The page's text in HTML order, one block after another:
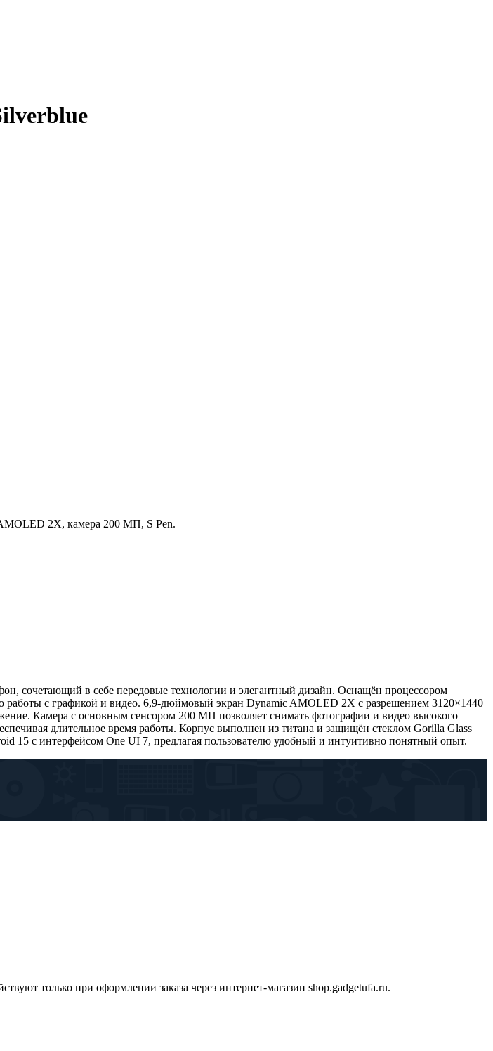
2X, камера 200 МП, S Pen.
сочетающий в себе передовые технологии и элегантный дизайн. Оснащён процессором
работы с графикой и видео. 6,9-дюймовый экран Dynamic AMOLED 2X с разрешением 3120×1440
Камера с основным сенсором 200 МП позволяет снимать фотографии и видео высокого
длительное время работы. Корпус выполнен из титана и защищён стеклом Gorilla Glass
15 с интерфейсом One UI 7, предлагая пользователю удобный и интуитивно понятный опыт.
только при оформлении заказа через интернет-магазин shop.gadgetufa.ru.